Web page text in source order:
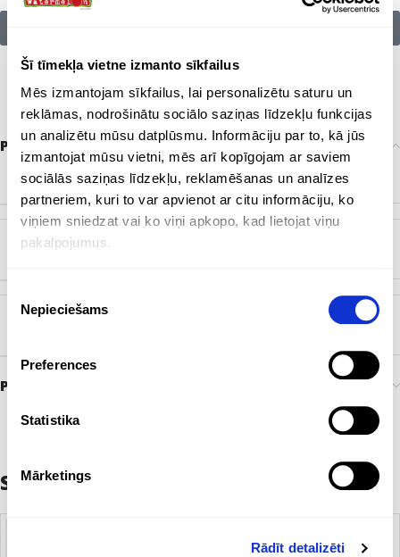
Šī tīmekļa vietne izmanto sīkfailus
Mēs izmantojam sīkfailus, lai personalizētu saturu un
reklāmas, nodrošinātu sociālo saziņas līdzekļu funkcijas
un analizētu mūsu datplūsmu. Informāciju par to, kā jūs
izmantojat mūsu vietni, mēs arī kopīgojam ar saviem
sociālās saziņas līdzekļu, reklamēšanas un analīzes
partneriem, kuri to var apvienot ar citu informāciju, ko
viņiem sniedzat vai ko viņi apkopo, kad lietojat viņu
pakalpojumus.
izvēle
Nepieciešams
Preferences
Statistika
Mārketings
Rādīt detalizēti
Papildu informācija
ZĪMOLS
Bez zīmola
KRĀSA
Preces pasūtīšana un piegāde
Saistītie produkti